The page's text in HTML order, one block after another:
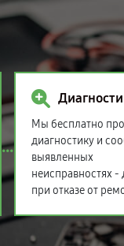
Мы бесплатно
диагностику и
выявленных
неисправностях -
при отказе от